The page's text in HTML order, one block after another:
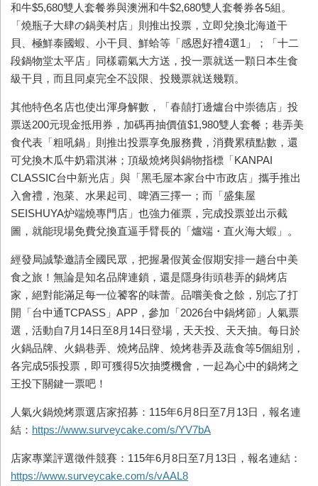
和牛$5,680雙人套餐券與澳洲和牛$2,680雙人套餐券各5組。
「燒瓶子大肆の鍋美村店」則推出投票，立即兌換北海道干
貝、極鮮泰國蝦、小干貝、鮮蛤等「感恩好禮4選1」；「十二
段鍋物堂太平店」同樣霸氣大方送，投一票就送一顆日本生食
級干貝，而且同桌完全不設限、投幾票就送幾顆。
其他特色名店也使出渾身解數，「春囍打邊爐台中崇德店」投
票送200元現金抵用券，加碼再抽價值$1,980雙人套餐；巷弄美
食代表「粗吼鍋」則推出投票享免服務費，消費累積點數，還
可兌換木瓜牛奶霜淇淋；頂級燒烤與鍋物指標「KANPAI
CLASSIC台中新光店」與「黑毛屋本家台中市政店」攜手推出
入會禮，泡菜、水果起司、啤酒三擇一；而「盛集屋
SEISHUYA炉端燒專門店」也強力催票，完成投票並出示截
圖，就能現場免費兌換直逼手臂長的「爐端・直火海大蝦」。
經發局誠摯邀請全國民眾，把握暑假黃金假期安排一趟台中美
食之旅！無論是知名品牌連鎖，還是隱身街頭巷弄的鍋烤店
家，絕對能滿足每一位饕客的味蕾。品嚐美食之餘，別忘了打
開「台中通TCPASS」APP，參加「2026台中鍋烤節」人氣票
選，活動自7月14日至8月14日登場，天天投、天天抽。每日於
火鍋品牌、火鍋巷弄、燒烤品牌、燒烤巷弄及蔬食等5個組別，
各完成5張投票，即可獲得5次抽獎機會，一起為心中的鍋烤之
王投下關鍵一票吧！
人氣火鍋燒烤票選店家招募：115年6月8日至7月13日，報名連
結： https://www.surveycake.com/s/YV7bA
店家專業評選徵件競賽：115年6月8日至7月13日，報名連結：
https://www.surveycake.com/s/vAAL8